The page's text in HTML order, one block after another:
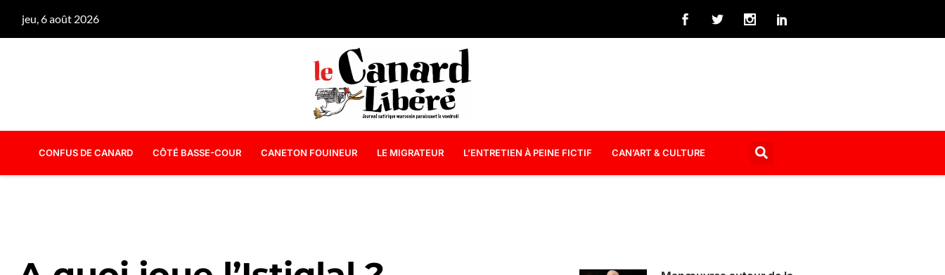
jeu, 6 août 2026
CONFUS DE CANARD CÔTÉ BASSE-COUR CANETON FOUINEUR LE MIGRATEUR L’ENTRETIEN À PEINE FICTIF CAN’ART & CULTURE